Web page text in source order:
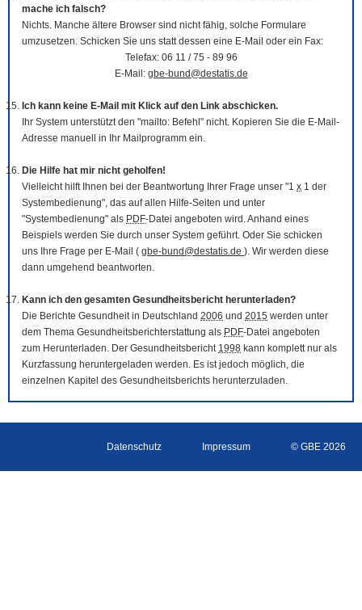
mache ich falsch?
Nichts. Manche ältere Browser sind nicht fähig, solche Formulare
umzusetzen. Schicken Sie uns statt dessen eine E-Mail oder ein Fax:
Telefax: 06 11 / 75 - 89 96
E-Mail: gbe-bund@destatis.de
Ich kann keine E-Mail mit Klick auf den Link abschicken.
Ihr System unterstützt den "mailto: Befehl" nicht. Kopieren Sie die E-Mail-
Adresse manuell in Ihr Mailprogramm ein.
Die Hilfe hat mir nicht geholfen!
Vielleicht hilft Ihnen bei der Beantwortung Ihrer Frage unser "1 x 1 der
Systembedienung", das auf allen Hilfe-Seiten und unter
"Systembedienung" als PDF-Datei angeboten wird. Anhand eines
Beispiels werden Sie durch unser System geführt. Oder Sie schicken
uns Ihre Frage per E-Mail ( gbe-bund@destatis.de ). Wir werden diese
dann umgehend beantworten.
Kann ich den gesamten Gesundheitsbericht herunterladen?
Die Berichte Gesundheit in Deutschland 2006 und 2015 werden unter
dem Thema Gesundheitsberichterstattung als PDF-Datei angeboten
zum Herunterladen. Der Gesundheitsbericht 1998 kann komplett nur als
Kurzfassung heruntergeladen werden. Es ist jedoch möglich, die
einzelnen Kapitel des Gesundheitsberichts herunterzuladen.
Datenschutz Impressum © GBE 2026